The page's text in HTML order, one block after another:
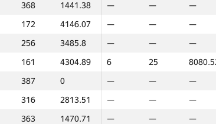
368 1441.38 — — —
172 4146.07 — — —
256 3485.8 — — —
161 4304.89 6 25
387 0 — — —
316 2813.51 — — —
363 1470.71 — — —